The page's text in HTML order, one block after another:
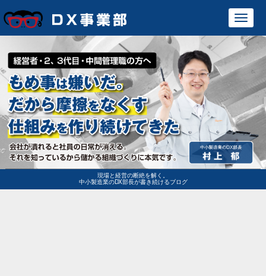
現場と経営の断絶を解く。
中小製造業のDX部長が書き続けるブログ